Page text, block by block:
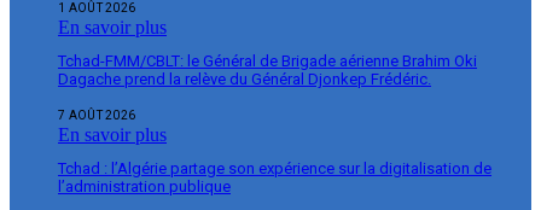
1 AOÛT 2026
En savoir plus
Tchad-FMM/CBLT: le Général de Brigade aérienne Brahim Oki
Dagache prend la relève du Général Djonkep Frédéric.
7 AOÛT 2026
En savoir plus
Tchad : l’Algérie partage son expérience sur la digitalisation de
l’administration publique